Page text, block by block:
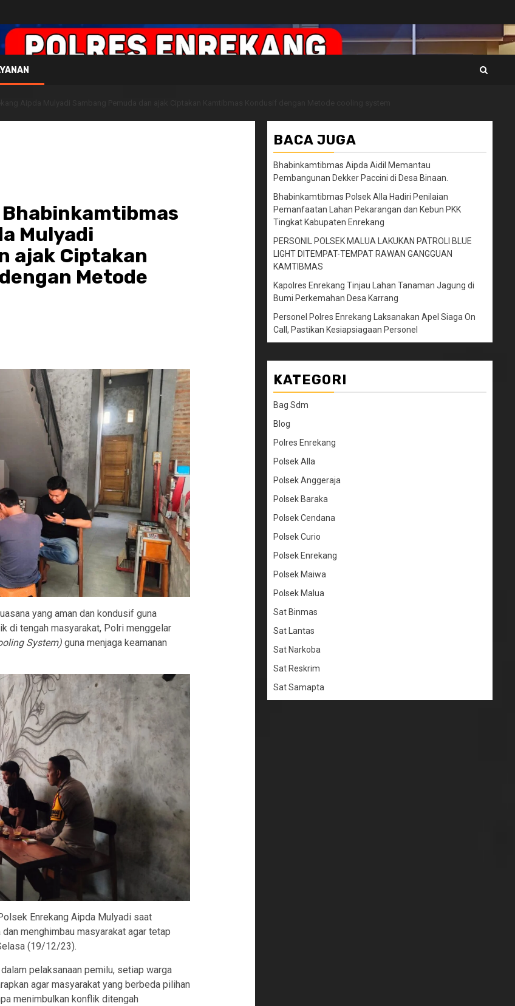
Mulyadi
ajak Ciptakan
Metode
yang aman dan kondusif guna
di tengah masyarakat, Polri menggelar
System) guna menjaga keamanan
Enrekang Aipda Mulyadi saat
menghimbau masyarakat agar tetap
(19/12/23).
pelaksanaan pemilu, setiap warga
agar masyarakat yang berbeda pilihan
menimbulkan konflik ditengah
BACA JUGA
Bhabinkamtibmas Aipda Aidil Memantau
Pembangunan Dekker Paccini di Desa Binaan.
Bhabinkamtibmas Polsek Alla Hadiri Penilaian
Pemanfaatan Lahan Pekarangan dan Kebun PKK
Tingkat Kabupaten Enrekang
PERSONIL POLSEK MALUA LAKUKAN PATROLI BLUE
LIGHT DITEMPAT-TEMPAT RAWAN GANGGUAN
KAMTIBMAS
Kapolres Enrekang Tinjau Lahan Tanaman Jagung di
Bumi Perkemahan Desa Karrang
Personel Polres Enrekang Laksanakan Apel Siaga On
Call, Pastikan Kesiapsiagaan Personel
KATEGORI
Bag Sdm
Blog
Polres Enrekang
Polsek Alla
Polsek Anggeraja
Polsek Baraka
Polsek Cendana
Polsek Curio
Polsek Enrekang
Polsek Maiwa
Polsek Malua
Sat Binmas
Sat Lantas
Sat Narkoba
Sat Reskrim
Sat Samapta